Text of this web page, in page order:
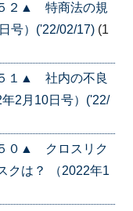
２▲ 特商法の規
号）('22/02/17) (1
１▲ 社内の不良
2月10日号）('22/
０▲ クロスリク
クは？ （2022年1